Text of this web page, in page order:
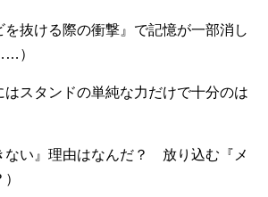
抜ける際の衝撃』で記憶が一部消し
）
スタンドの単純な力だけで十分のは
ない』理由はなんだ？ 放り込む『メ